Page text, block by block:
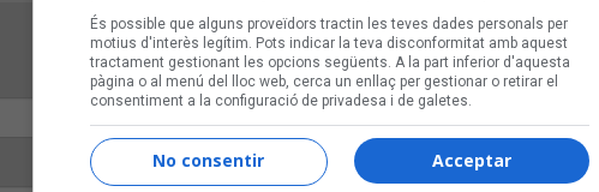
És possible que alguns proveïdors tractin les teves dades personals per
motius d'interès legítim. Pots indicar la teva disconformitat amb aquest
tractament gestionant les opcions següents. A la part inferior d'aquesta
pàgina o al menú del lloc web, cerca un enllaç per gestionar o retirar el
consentiment a la configuració de privadesa i de galetes.
Acceptar
No consentir